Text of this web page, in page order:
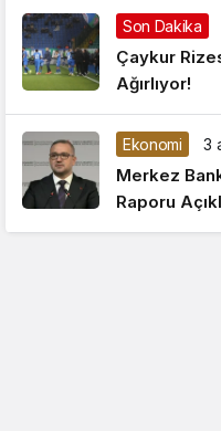
Son Dakika
Çaykur
Ağırlıyor!
Ekonomi 3
Merkez
Raporu